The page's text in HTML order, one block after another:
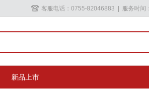
客服电话：0755-82046883 | 服务时间
新品上市